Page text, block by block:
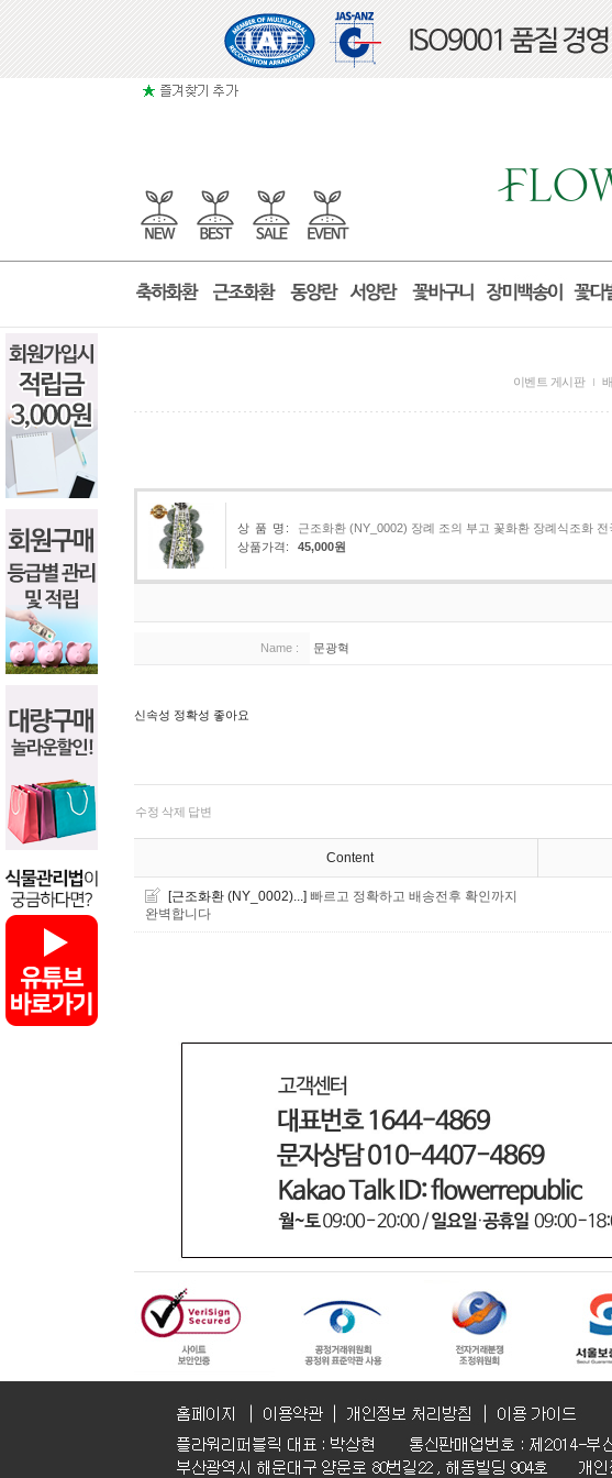
이벤트 게시판
상 품 명:
근조화환 (NY_0002) 장례 조의 부고 꽃화환 장례식조화 전
상품가격:
45,000원
Name :
문광혁
신속성 정확성 좋아요
수정 삭제 답변
Content
[근조화환 (NY_0002)...] 빠르고 정확하고 배송전후 확인까지
완벽합니다